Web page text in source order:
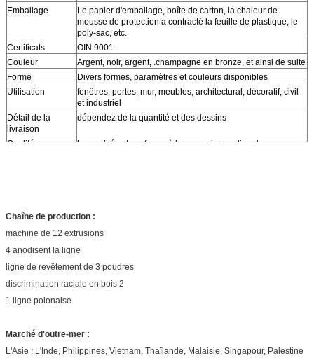
Emballage
Le papier d'emballage, boîte de carton, la chaleur de
mousse de protection a contracté la feuille de plastique, le
poly-sac, etc.
Certificats
OIN 9001
Couleur
Argent, noir, argent, .champagne en bronze, et ainsi de suite
Forme
Divers formes, paramètres et couleurs disponibles
Utilisation
fenêtres, portes, mur, meubles, architectural, décoratif, civil
et industriel
Détail de la
livraison
dépendez de la quantité et des dessins
Qualité
La qualité est conforme à la norme internationale.
Chaîne de production :
machine de 12 extrusions
4 anodisent la ligne
ligne de revêtement de 3 poudres
discrimination raciale en bois 2
1 ligne polonaise
Marché d'outre-mer :
L'Asie : L'Inde, Philippines, Vietnam, Thaïlande, Malaisie, Singapour, Palestine